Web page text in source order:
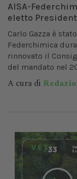
AISA-
eletto
Carlo Gazza è
Federchimica
rinnovato il
del mandato nel
A cura di